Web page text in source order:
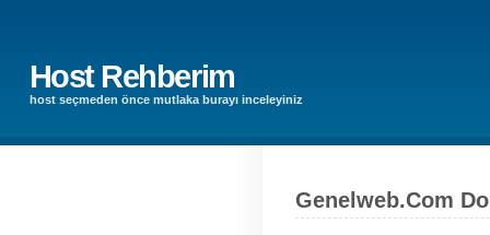
Host Rehberim
host seçmeden önce mutlaka burayı inceleyiniz
Genelweb.Com